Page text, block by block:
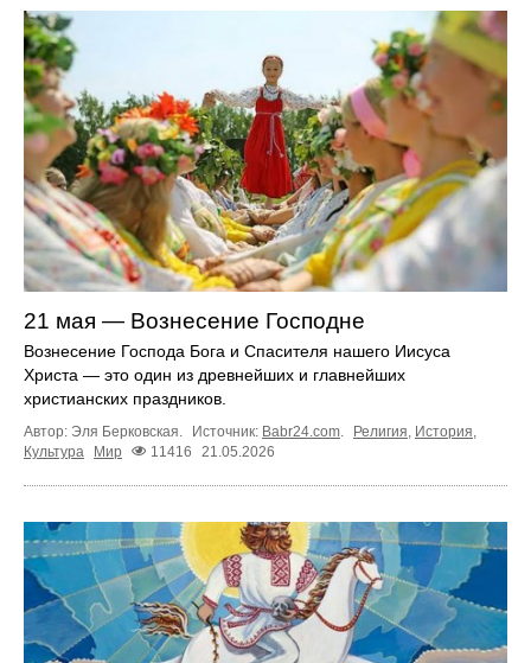
21 мая — Вознесение Господне
Вознесение Господа Бога и Спасителя нашего Иисуса
Христа — это один из древнейших и главнейших
христианских праздников.
Автор: Эля Берковская. Источник: Babr24.com Религия История
Культура
Мир 11416 21.05.2026